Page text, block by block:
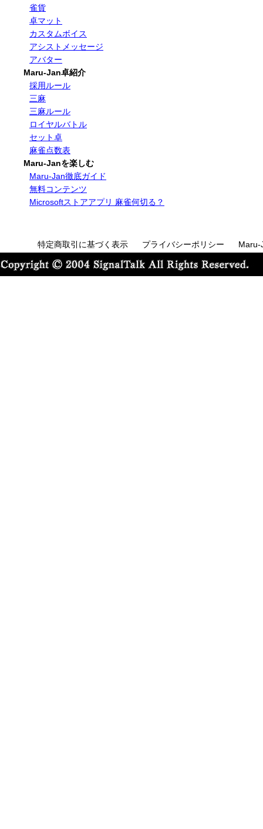
雀貨
卓マット
カスタムボイス
アシストメッセージ
アバター
Maru-Jan卓紹介
採用ルール
三麻
三麻ルール
ロイヤルバトル
セット卓
麻雀点数表
Maru-Janを楽しむ
Maru-Jan徹底ガイド
無料コンテンツ
Microsoftストアアプリ 麻雀何切る？
特定商取引に基づく表示 プライバシーポリシー Maru-